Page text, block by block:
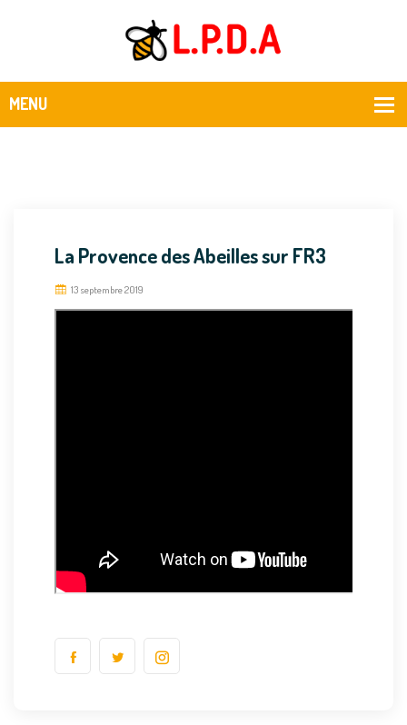
La Provence des Abeilles sur FR3
13 septembre 2019